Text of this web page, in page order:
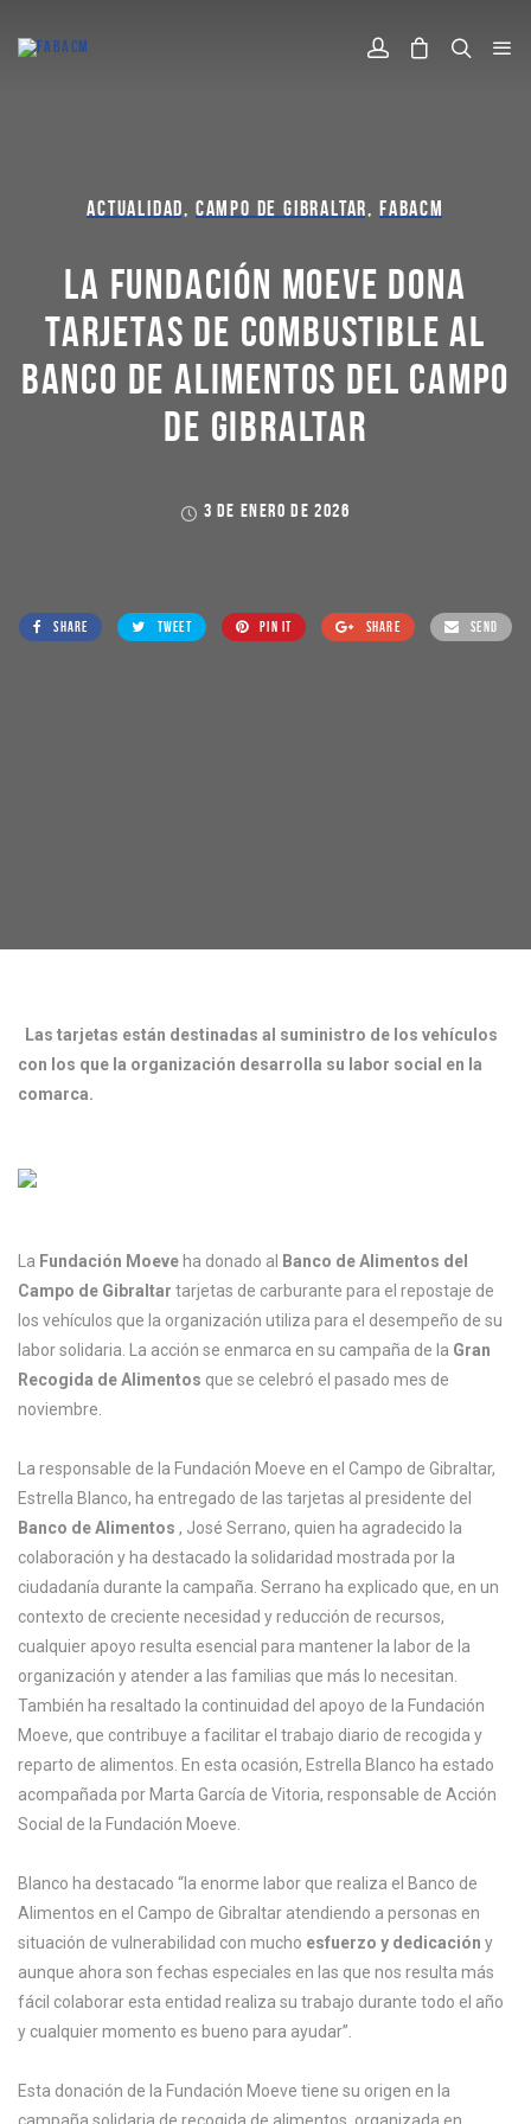
ACTUALIDAD, CAMPO DE GIBRALTAR, FABACM
LA FUNDACIÓN MOEVE DONA
TARJETAS DE COMBUSTIBLE AL
BANCO DE ALIMENTOS DEL CAMPO
DE GIBRALTAR
3 DE ENERO DE 2026
SHARE TWEET PIN IT SHARE SEND
Las tarjetas están destinadas al suministro de los vehículos
con los que la organización desarrolla su labor social en la
comarca.
La Fundación Moeve ha donado al
Banco de Alimentos del
Campo de Gibraltar tarjetas de carburante para el repostaje de
los vehículos que la organización utiliza para el desempeño de su
labor solidaria. La acción se enmarca en su campaña de la Gran
Recogida de Alimentos que se celebró el pasado mes de
noviembre.
La responsable de la Fundación Moeve en el Campo de Gibraltar,
Estrella Blanco, ha entregado de las tarjetas al presidente del
Banco de Alimentos , José Serrano, quien ha agradecido la
colaboración y ha destacado la solidaridad mostrada por la
ciudadanía durante la campaña. Serrano ha explicado que, en un
contexto de creciente necesidad y reducción de recursos,
cualquier apoyo resulta esencial para mantener la labor de la
organización y atender a las familias que más lo necesitan.
También ha resaltado la continuidad del apoyo de la Fundación
Moeve, que contribuye a facilitar el trabajo diario de recogida y
reparto de alimentos. En esta ocasión, Estrella Blanco ha estado
acompañada por Marta García de Vitoria, responsable de Acción
Social de la Fundación Moeve.
Blanco ha destacado “la enorme labor que realiza el Banco de
Alimentos en el Campo de Gibraltar atendiendo a personas en
situación de vulnerabilidad con mucho esfuerzo y dedicación y
aunque ahora son fechas especiales en las que nos resulta más
fácil colaborar esta entidad realiza su trabajo durante todo el año
y cualquier momento es bueno para ayudar”.
Esta donación de la Fundación Moeve tiene su origen en la